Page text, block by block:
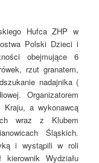
Hufca ZHP w
Polski Dzieci i
obejmujące 6
rzut granatem,
nadajnika (
Organizatorem
Kraju, a wykonawcą
wraz z Klubem
Śląskich.
i wystąpili w roli
kierownik Wydziału